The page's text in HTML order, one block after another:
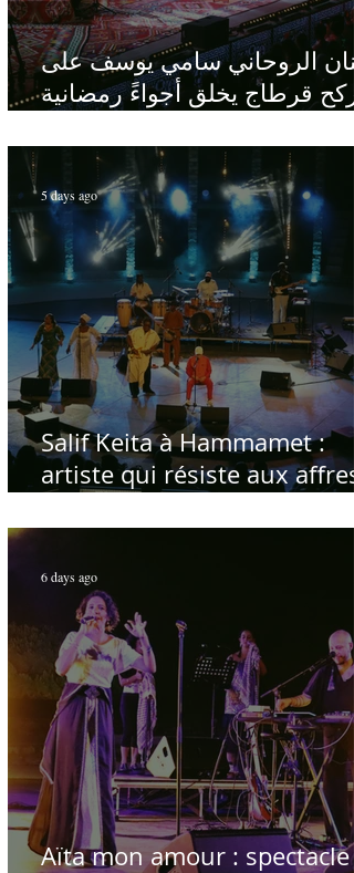
الروحاني سامي يوسف على
ركح قرطاج يخلق أجواءً رمضانية
Salif Keita à Hammamet :
artiste qui résiste aux affres
5 days ago
Aïta mon amour : spectacle
6 days ago